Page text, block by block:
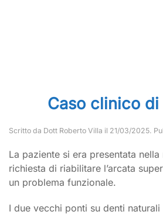
Caso clinico di
Scritto da Dott Roberto Villa il 21/03/2025.
La paziente si era presentata
richiesta di riabilitare l’arcata
un problema funzionale.
I due vecchi ponti su denti naturali